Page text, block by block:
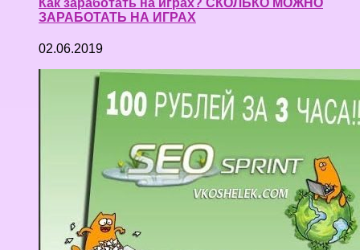
ЗАРАБОТАТЬ НА ИГРАХ
02.06.2019